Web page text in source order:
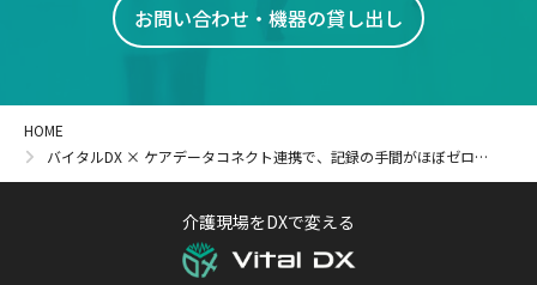
お問い合わせ・機器の貸し出し
HOME
バイタルDX × ケアデータコネクト連携で、記録の手間がほぼゼロに！
介護現場をDXで変える